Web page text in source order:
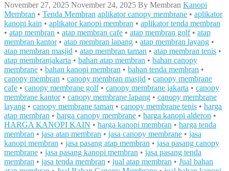
November 27, 2025 November 24, 2025 By Membran Kanopi
Membran • Tenda Membran aplikator canopy membrane • aplikator
kanopi kain • aplikator kanopi membran • aplikator tenda membran
• atap membran • atap membran cafe • atap membran golf• atap
membran kantor• atap membran lapang • atap membran layang •
atap membran masjid • atap membran taman • atap membran tenis •
atap membranjakarta • bahan atap membran • bahan canopy
membrane • bahan kanopi membran • bahan tenda membran •
canopy membran • canopy membran masjid • canopy membrane
cafe • canopy membrane golf• canopy membrane jakarta • canopy
membrane kantor• canopy membrane lapang • canopy membrane
layang • canopy membrane taman • canopy membrane tenis • harga
atap membran • harga canopy membrane • harga kanopi alderon •
HARGA KANOPI KAIN • harga kanopi membran • harga tenda
membran • jasa atap membran • jasa canopy membrane • jasa
kanopi membran • jasa pasang atap membran • jasa pasang canopy
membrane • jasa pasang kanopi membran • jasa pasang tenda
membran • jasa tenda membran • jual atap membran • Jual bahan